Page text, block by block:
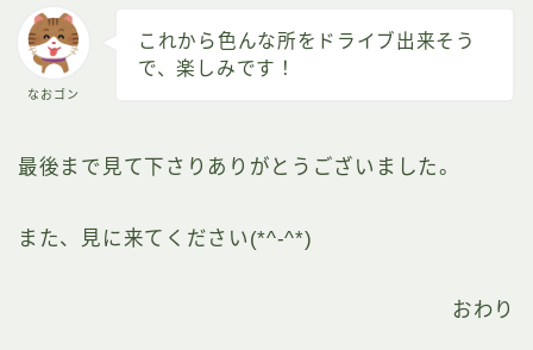
なおゴン
これから色んな所をドライブ出来そう
で、楽しみです！
最後まで見て下さりありがとうございました。
また、見に来てください(*^-^*)
おわり